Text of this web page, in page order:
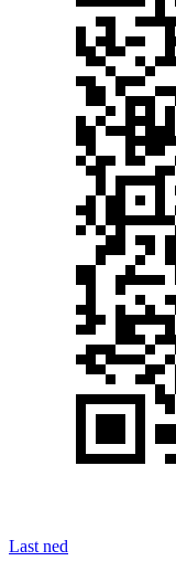
Last ned